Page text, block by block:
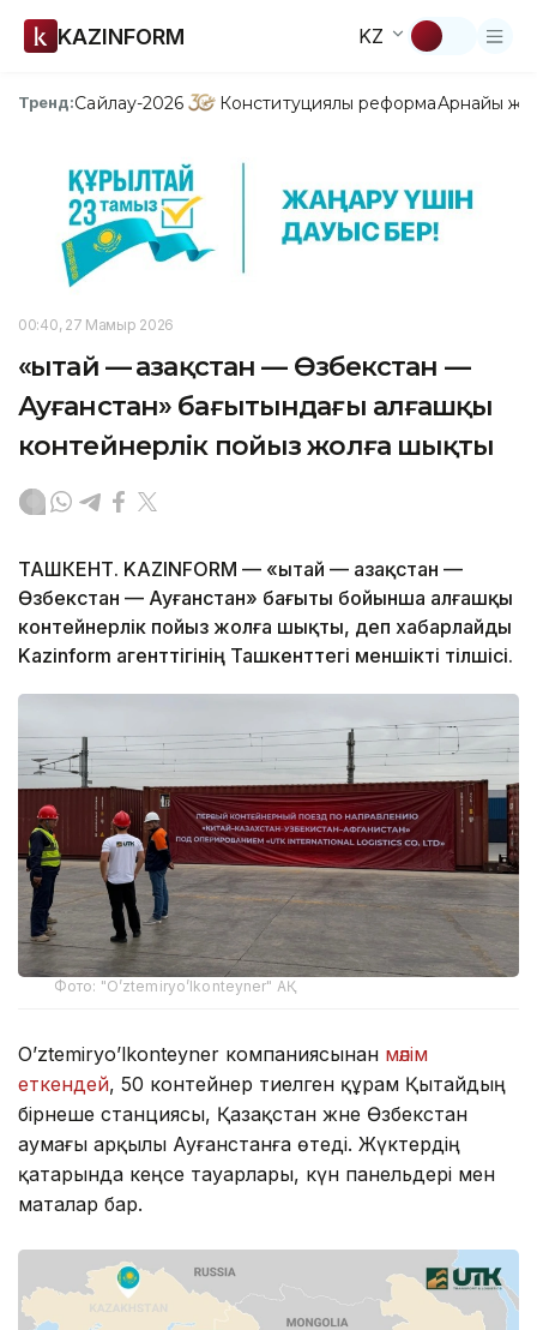
KAZINFORM KZ
Тренд:Сайлау-2026 Конституциялық реформаАрнайы
00:40, 27 Мамыр 2026
«Қытай — Қазақстан — Өзбекстан —
Ауғанстан» бағытындағы алғашқы
контейнерлік пойыз жолға шықты
ТАШКЕНТ. KAZINFORM — «Қытай — Қазақстан —
Өзбекстан — Ауғанстан» бағыты бойынша алғашқы
контейнерлік пойыз жолға шықты, деп хабарлайды
Kazinform агенттігінің Ташкенттегі меншікті тілшісі.
Фото: "O’ztemiryo’lkonteyner" АҚ
O’ztemiryo’lkonteyner компаниясынан мәлім
еткендей, 50 контейнер тиелген құрам Қытайдың
бірнеше станциясы, Қазақстан және Өзбекстан
аумағы арқылы Ауғанстанға өтеді. Жүктердің
қатарында кеңсе тауарлары, күн панельдері мен
маталар бар.